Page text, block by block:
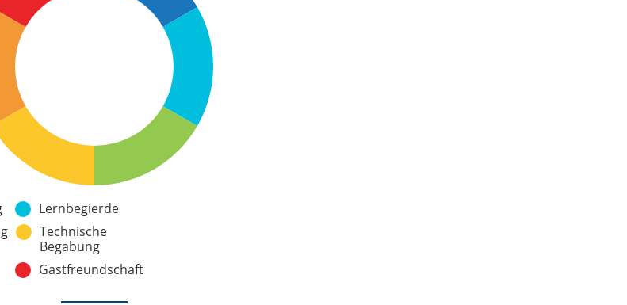
Lernbegierde
Technische
Begabung
Gastfreundschaft